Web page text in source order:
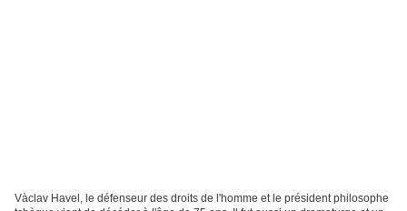
Vàclav Havel, le défenseur des droits de l'homme et le président philosophe